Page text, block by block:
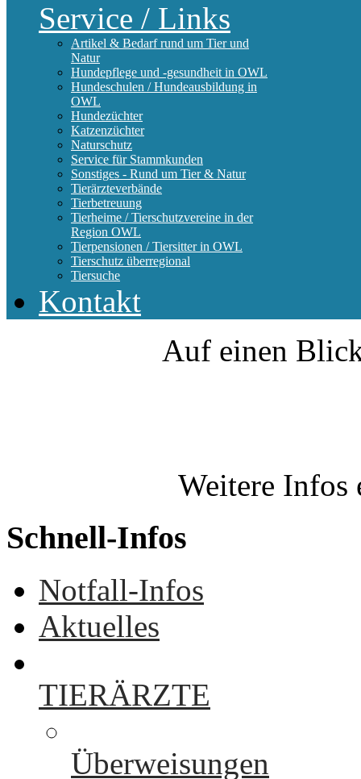
Service / Links
Artikel & Bedarf rund um Tier und
Natur
Hundepflege und -gesundheit in OWL
Hundeschulen / Hundeausbildung in
OWL
Hundezüchter
Katzenzüchter
Naturschutz
Service für Stammkunden
Sonstiges - Rund um Tier & Natur
Tierärzteverbände
Tierbetreuung
Tierheime / Tierschutzvereine in der
Region OWL
Tierpensionen / Tiersitter in OWL
Tierschutz überregional
Tiersuche
Kontakt
Auf einen
Weitere Infos
Schnell-Infos
Notfall-Infos
Aktuelles
TIERÄRZTE
Überweisungen